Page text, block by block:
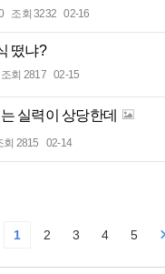
조회 3232 02-16
떴냐?
조회 2817 02-15
실력이 상당한데
회 2815 02-14
1 2 3 4 5